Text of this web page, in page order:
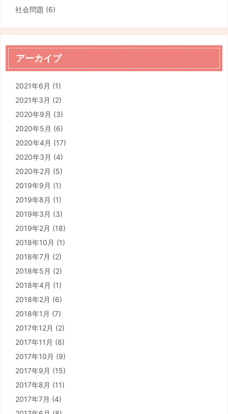
社会問題 (6)
アーカイブ
2021年6月 (1)
2021年3月 (2)
2020年9月 (3)
2020年5月 (6)
2020年4月 (17)
2020年3月 (4)
2020年2月 (5)
2019年9月 (1)
2019年8月 (1)
2019年3月 (3)
2019年2月 (18)
2018年10月 (1)
2018年7月 (2)
2018年5月 (2)
2018年4月 (1)
2018年2月 (6)
2018年1月 (7)
2017年12月 (2)
2017年11月 (8)
2017年10月 (9)
2017年9月 (15)
2017年8月 (11)
2017年7月 (4)